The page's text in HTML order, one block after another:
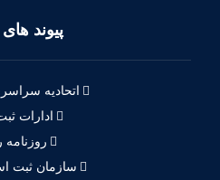
پیوند
اتحادیه
ادارات
سازمان ثبت